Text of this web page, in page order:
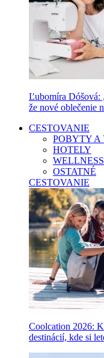
Ľubomíra Dóšová:
že nové oblečenie
CESTOVANIE
POBYTY
HOTELY
WELLNESS
OSTATNÉ
CESTOVANIE
Coolcation 2026:
destinácií, kde si